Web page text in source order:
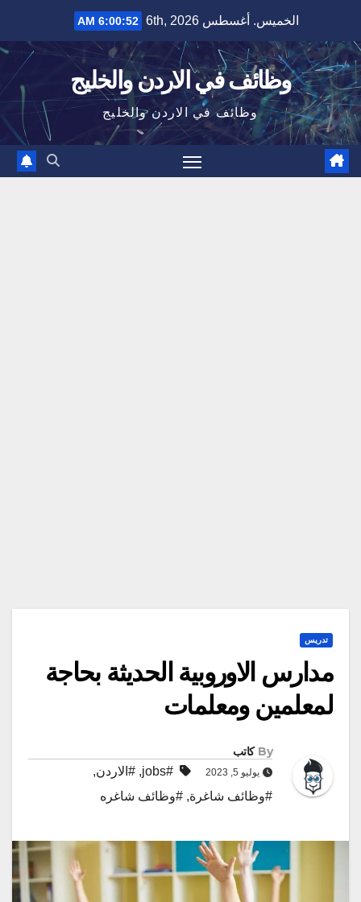
content
الخميس. أغسطس 6th, 2026 6:00:52 AM
وظائف في الاردن والخليج
وظائف في الاردن والخليج
تدريس
مدارس الاوروبية الحديثة بحاجة
لمعلمين ومعلمات
By كاتب
يوليو 5, 2023 #jobs
, #الاردن,
#وظائف شاغرة, #وظائف شاغره